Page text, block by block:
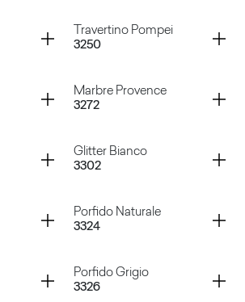
Travertino Pompei
3250
Container
Marbre Provence
3272
Container
Glitter Bianco
3302
Container
Porfido Naturale
3324
Container
Porfido Grigio
3326
Container